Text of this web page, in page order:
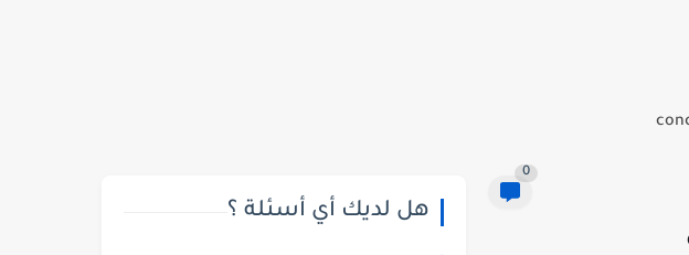
0
هل لديك أي أسئلة ؟